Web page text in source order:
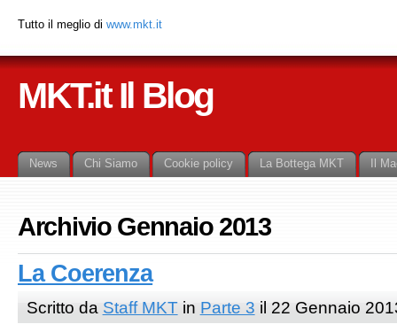
Tutto il meglio di www.mkt.it
MKT.it Il Blog
News Chi Siamo Cookie policy La Bottega MKT Il
Archivio Gennaio 2013
La Coerenza
Scritto da Staff MKTin Parte 3 il 22 Gennaio